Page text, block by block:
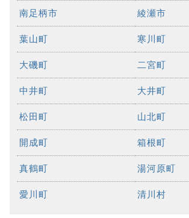
南足柄市 綾瀬市
葉山町 寒川町
大磯町 二宮町
中井町 大井町
松田町 山北町
開成町 箱根町
真鶴町 湯河原町
愛川町 清川村